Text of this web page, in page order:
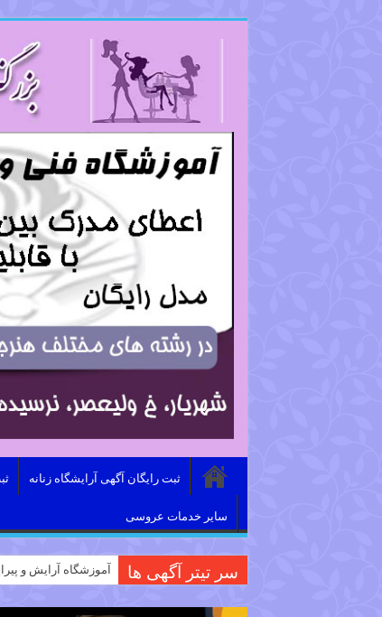
ثبت رایگان آگهی آرایشگاه زنانه
سایر خدمات عروسی
سر تیتر آگهی ها آموزشگاه آرایش و